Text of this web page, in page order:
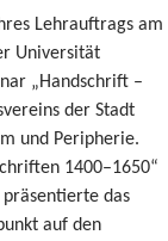
Lehrauftrags am
Universität
„Handschrift –
der Stadt
und Peripherie.
1400–1650“
das
auf den